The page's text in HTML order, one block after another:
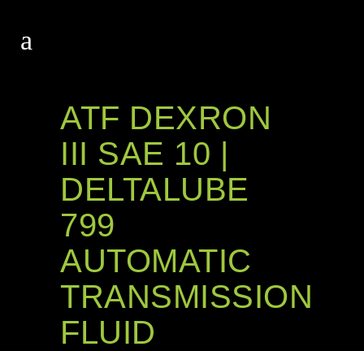
ATF DEXRON
III SAE 10 |
DELTALUBE
799
AUTOMATIC
TRANSMISSION
FLUID